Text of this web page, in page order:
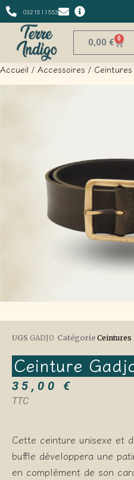
0321811553
0,00 € 0
Accueil / Accessoires / Ceintures
UGS GADJO Catégorie Ceintures
Ceinture
35,00€
TTC
Cette ceinture unisexe et
buffle développera une
en complément de son